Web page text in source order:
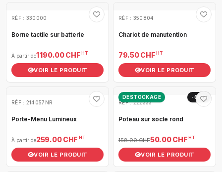
RÉF : 330000
Borne tactile sur batterie
À partir de1 190.00 CHF HT
VOIR LE PRODUIT
RÉF : 350804
Chariot de manutention
79.50 CHF HT
VOIR LE PRODUIT
RÉF : 214057NR
Porte-Menu Lumineux
À partir de259.00 CHF HT
VOIR LE PRODUIT
DESTOCKAGE
-69%
RÉF : 222333
Poteau sur socle rond
158.90 CHF50.00 CHF HT
VOIR LE PRODUIT